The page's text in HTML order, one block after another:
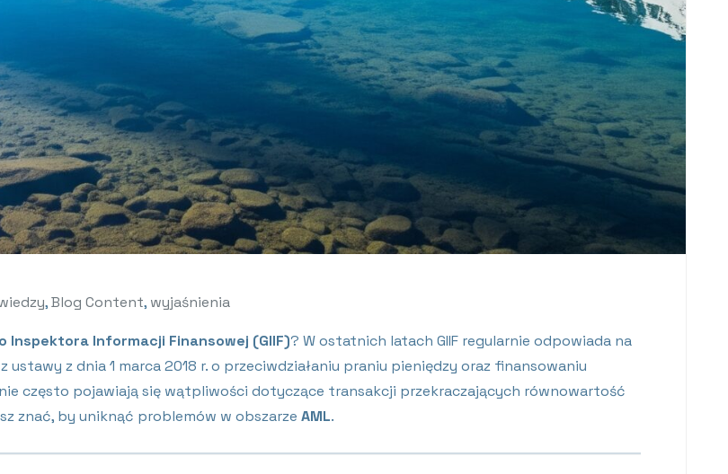
,Blog Content, wyjaśnienia
Inspektora Informacji Finansowej (GIIF)? W ostatnich latach GIIF regularnie odpowiada na
z dnia 1 marca 2018 r. o przeciwdziałaniu praniu pieniędzy oraz finansowaniu
często pojawiają się wątpliwości dotyczące transakcji przekraczających równowartość
znać, by uniknąć problemów w obszarze AML.